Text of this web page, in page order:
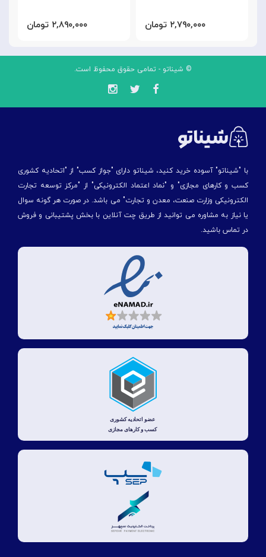
۲,۸۹۰,۰۰۰ تومان ۲,۷۹۰,۰۰۰ تومان
© شیناتو - تمامی حقوق محفوظ است.
با "شیناتو" آسوده خرید کنید، شیناتو دارای "جواز کسب" از "اتحادیه کشوری
کسب و کارهای مجازی" و "نماد اعتماد الکترونیکی" از "مركز توسعه تجارت
الكترونیكی وزارت صنعت، معدن و تجارت" می باشد. در صورت هر گونه سوال
یا نیاز به مشاوره می توانید از طریق چت آنلاین با بخش پشتیبانی و فروش
در تماس باشید.